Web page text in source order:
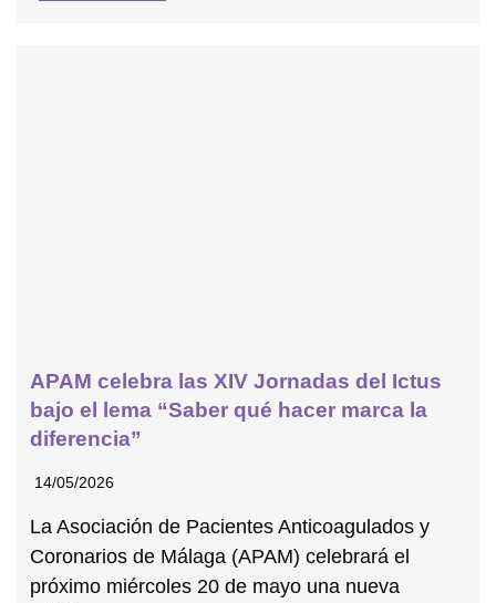
APAM celebra las XIV Jornadas del Ictus
bajo el lema “Saber qué hacer marca la
diferencia”
14/05/2026
La Asociación de Pacientes Anticoagulados y
Coronarios de Málaga (APAM) celebrará el
próximo miércoles 20 de mayo una nueva